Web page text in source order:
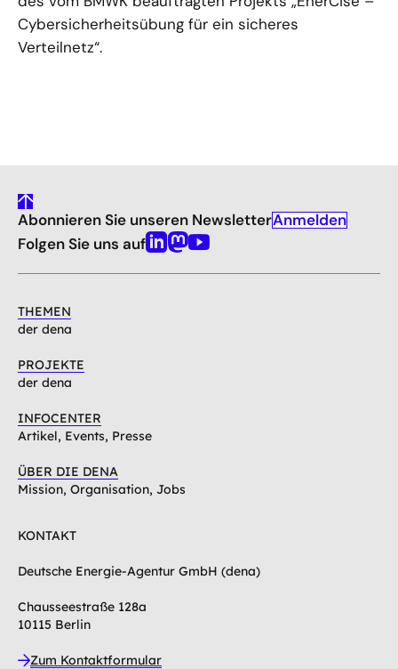
Cybersicherheitsübung für ein sicheres
Verteilnetz“.
gehe
nach
oben
Abonnieren Sie unseren NewsletterAnmelden
Folgen Sie uns aufLinkedin
Mastodon
Youtube
THEMEN
der dena
PROJEKTE
der dena
INFOCENTER
Artikel, Events, Presse
ÜBER DIE DENA
Mission, Organisation, Jobs
KONTAKT
Deutsche Energie-Agentur GmbH (dena)
Chausseestraße 128a
10115 Berlin
Zum Kontaktformular